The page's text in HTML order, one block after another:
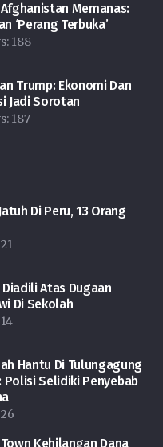
Memanas:
‘Perang Terbuka’
188
Trump: Ekonomi Dan
Jadi Sorotan
187
Di Peru, 13 Orang
21
Atas Dugaan
Di Sekolah
14
Hantu Di Tulungagung
Polisi Selidiki Penyebab
26
Kehilangan Dana